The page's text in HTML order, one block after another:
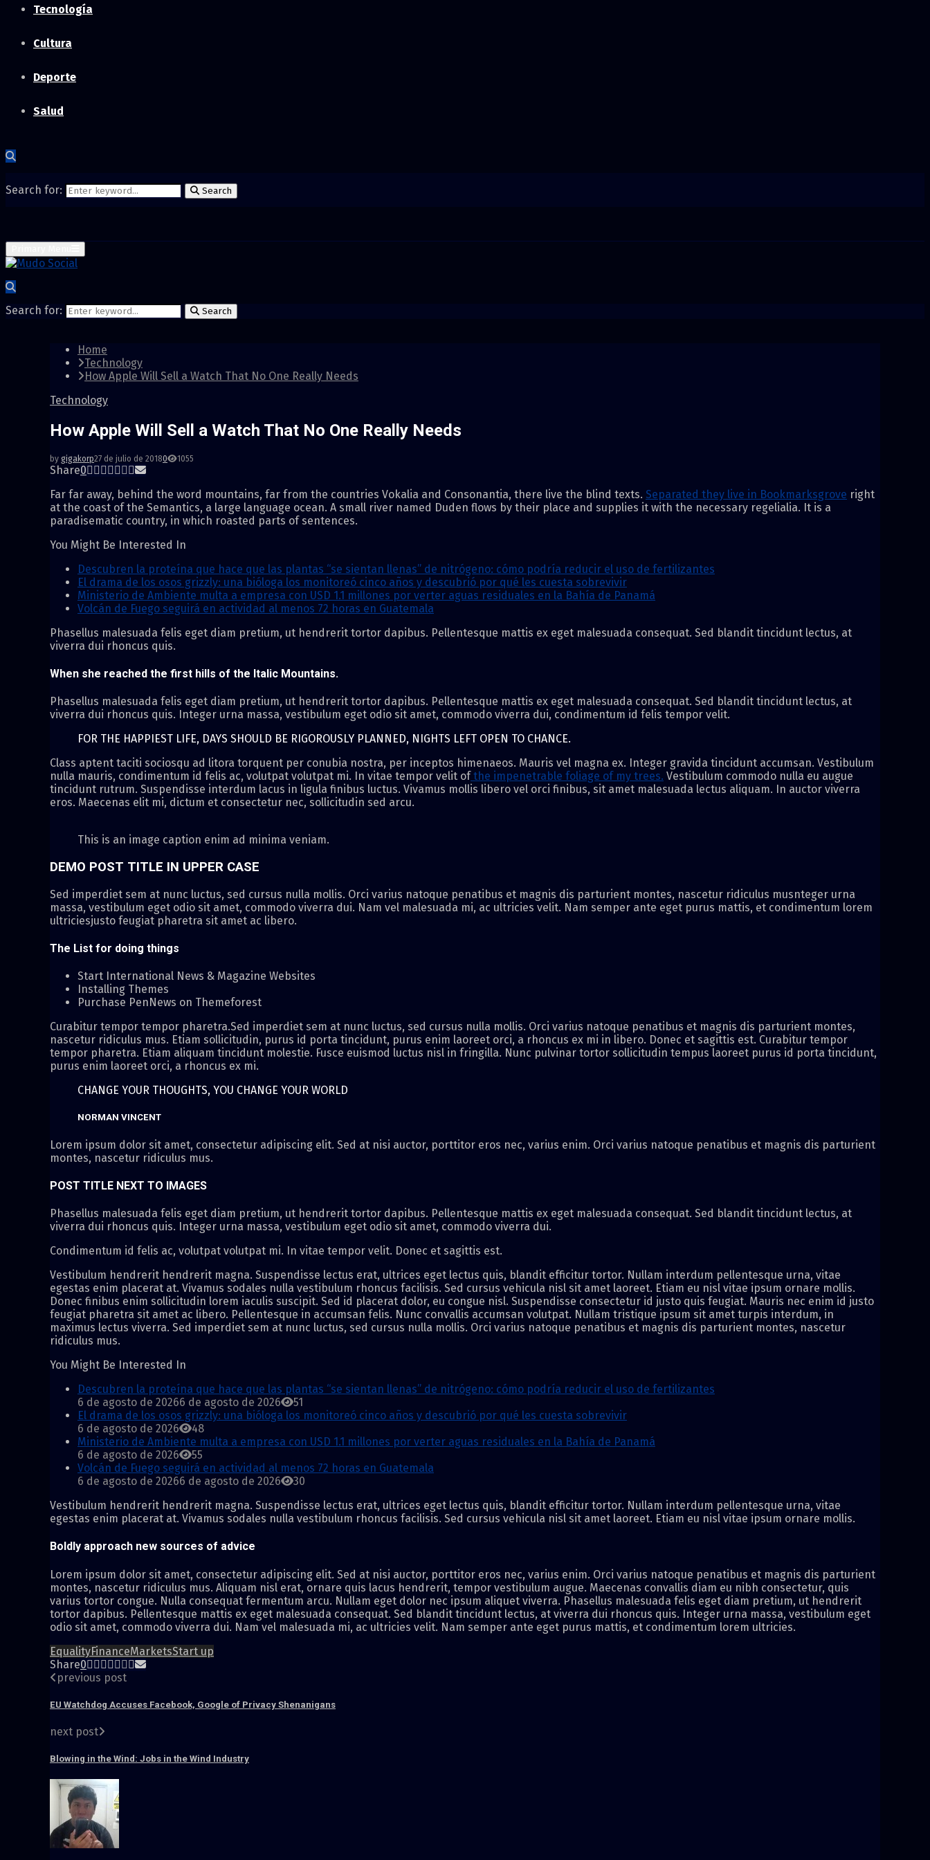
Tecnología
Cultura
Deporte
Salud
Search for: Search
Search for: Search
Home
Technology
How Apple Will Sell a Watch That No One Really Needs
Technology
How Apple Will Sell a Watch That No One Really Needs
by gigakorp27 de julio de 20180 1055
Share0
Far far away, behind the word mountains, far from the countries Vokalia and Consonantia, there live the blind texts. Separated they live in Bookmarksgrove right
at the coast of the Semantics, a large language ocean. A small river named Duden flows by their place and supplies it with the necessary regelialia. It is a
paradisematic country, in which roasted parts of sentences.
You Might Be Interested In
Descubren la proteína que hace que las plantas “se sientan llenas” de nitrógeno: cómo podría reducir el uso de fertilizantes
El drama de los osos grizzly: una bióloga los monitoreó cinco años y descubrió por qué les cuesta sobrevivir
Ministerio de Ambiente multa a empresa con USD 1.1 millones por verter aguas residuales en la Bahía de Panamá
Volcán de Fuego seguirá en actividad al menos 72 horas en Guatemala
Phasellus malesuada felis eget diam pretium, ut hendrerit tortor dapibus. Pellentesque mattis ex eget malesuada consequat. Sed blandit tincidunt lectus, at
viverra dui rhoncus quis.
When she reached the first hills of the Italic Mountains.
Phasellus malesuada felis eget diam pretium, ut hendrerit tortor dapibus. Pellentesque mattis ex eget malesuada consequat. Sed blandit tincidunt lectus, at
viverra dui rhoncus quis. Integer urna massa, vestibulum eget odio sit amet, commodo viverra dui, condimentum id felis tempor velit.
FOR THE HAPPIEST LIFE, DAYS SHOULD BE RIGOROUSLY PLANNED, NIGHTS LEFT OPEN TO CHANCE.
Class aptent taciti sociosqu ad litora torquent per conubia nostra, per inceptos himenaeos. Mauris vel magna ex. Integer gravida tincidunt accumsan. Vestibulum
nulla mauris, condimentum id felis ac, volutpat volutpat mi. In vitae tempor velit ofthe impenetrable foliage of my trees. Vestibulum commodo nulla eu augue
tincidunt rutrum. Suspendisse interdum lacus in ligula finibus luctus. Vivamus mollis libero vel orci finibus, sit amet malesuada lectus aliquam. In auctor viverra
eros. Maecenas elit mi, dictum et consectetur nec, sollicitudin sed arcu.
This is an image caption enim ad minima veniam.
DEMO POST TITLE IN UPPER CASE
Sed imperdiet sem at nunc luctus, sed cursus nulla mollis. Orci varius natoque penatibus et magnis dis parturient montes, nascetur ridiculus musnteger urna
massa, vestibulum eget odio sit amet, commodo viverra dui. Nam vel malesuada mi, ac ultricies velit. Nam semper ante eget purus mattis, et condimentum lorem
ultriciesjusto feugiat pharetra sit amet ac libero.
The List for doing things
Start International News & Magazine Websites
Installing Themes
Purchase PenNews on Themeforest
Curabitur tempor tempor pharetra.Sed imperdiet sem at nunc luctus, sed cursus nulla mollis. Orci varius natoque penatibus et magnis dis parturient montes,
nascetur ridiculus mus. Etiam sollicitudin, purus id porta tincidunt, purus enim laoreet orci, a rhoncus ex mi in libero. Donec et sagittis est. Curabitur tempor
tempor pharetra. Etiam aliquam tincidunt molestie. Fusce euismod luctus nisl in fringilla. Nunc pulvinar tortor sollicitudin tempus laoreet purus id porta tincidunt,
purus enim laoreet orci, a rhoncus ex mi.
CHANGE YOUR THOUGHTS, YOU CHANGE YOUR WORLD
NORMAN VINCENT
Lorem ipsum dolor sit amet, consectetur adipiscing elit. Sed at nisi auctor, porttitor eros nec, varius enim. Orci varius natoque penatibus et magnis dis parturient
montes, nascetur ridiculus mus.
POST TITLE NEXT TO IMAGES
Phasellus malesuada felis eget diam pretium, ut hendrerit tortor dapibus. Pellentesque mattis ex eget malesuada consequat. Sed blandit tincidunt lectus, at
viverra dui rhoncus quis. Integer urna massa, vestibulum eget odio sit amet, commodo viverra dui.
Condimentum id felis ac, volutpat volutpat mi. In vitae tempor velit. Donec et sagittis est.
Vestibulum hendrerit hendrerit magna. Suspendisse lectus erat, ultrices eget lectus quis, blandit efficitur tortor. Nullam interdum pellentesque urna, vitae
egestas enim placerat at. Vivamus sodales nulla vestibulum rhoncus facilisis. Sed cursus vehicula nisl sit amet laoreet. Etiam eu nisl vitae ipsum ornare mollis.
Donec finibus enim sollicitudin lorem iaculis suscipit. Sed id placerat dolor, eu congue nisl. Suspendisse consectetur id justo quis feugiat. Mauris nec enim id justo
feugiat pharetra sit amet ac libero. Pellentesque in accumsan felis. Nunc convallis accumsan volutpat. Nullam tristique ipsum sit amet turpis interdum, in
maximus lectus viverra. Sed imperdiet sem at nunc luctus, sed cursus nulla mollis. Orci varius natoque penatibus et magnis dis parturient montes, nascetur
ridiculus mus.
You Might Be Interested In
Descubren la proteína que hace que las plantas “se sientan llenas” de nitrógeno: cómo podría reducir el uso de fertilizantes
6 de agosto de 20266 de agosto de 2026
51
El drama de los osos grizzly: una bióloga los monitoreó cinco años y descubrió por qué les cuesta sobrevivir
6 de agosto de 2026
48
Ministerio de Ambiente multa a empresa con USD 1.1 millones por verter aguas residuales en la Bahía de Panamá
6 de agosto de 2026
55
Volcán de Fuego seguirá en actividad al menos 72 horas en Guatemala
6 de agosto de 20266 de agosto de 2026
30
Vestibulum hendrerit hendrerit magna. Suspendisse lectus erat, ultrices eget lectus quis, blandit efficitur tortor. Nullam interdum pellentesque urna, vitae
egestas enim placerat at. Vivamus sodales nulla vestibulum rhoncus facilisis. Sed cursus vehicula nisl sit amet laoreet. Etiam eu nisl vitae ipsum ornare mollis.
Boldly approach new sources of advice
Lorem ipsum dolor sit amet, consectetur adipiscing elit. Sed at nisi auctor, porttitor eros nec, varius enim. Orci varius natoque penatibus et magnis dis parturient
montes, nascetur ridiculus mus. Aliquam nisl erat, ornare quis lacus hendrerit, tempor vestibulum augue. Maecenas convallis diam eu nibh consectetur, quis
varius tortor congue. Nulla consequat fermentum arcu. Nullam eget dolor nec ipsum aliquet viverra. Phasellus malesuada felis eget diam pretium, ut hendrerit
tortor dapibus. Pellentesque mattis ex eget malesuada consequat. Sed blandit tincidunt lectus, at viverra dui rhoncus quis. Integer urna massa, vestibulum eget
odio sit amet, commodo viverra dui. Nam vel malesuada mi, ac ultricies velit. Nam semper ante eget purus mattis, et condimentum lorem ultricies.
EqualityFinanceMarketsStart up
Share0
previous post
EU Watchdog Accuses Facebook, Google of Privacy Shenanigans
next post
Blowing in the Wind: Jobs in the Wind Industry